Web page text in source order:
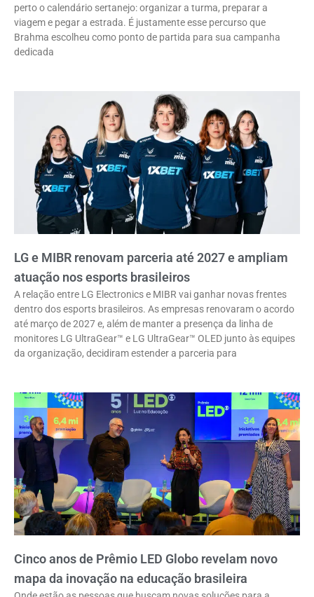
perto o calendário sertanejo: organizar a turma, preparar a
viagem e pegar a estrada. É justamente esse percurso que
Brahma escolheu como ponto de partida para sua campanha
dedicada
LG e MIBR renovam parceria até 2027 e ampliam
atuação nos esports brasileiros
A relação entre LG Electronics e MIBR vai ganhar novas frentes
dentro dos esports brasileiros. As empresas renovaram o acordo
até março de 2027 e, além de manter a presença da linha de
monitores LG UltraGear™ e LG UltraGear™ OLED junto às equipes
da organização, decidiram estender a parceria para
Cinco anos de Prêmio LED Globo revelam novo
mapa da inovação na educação brasileira